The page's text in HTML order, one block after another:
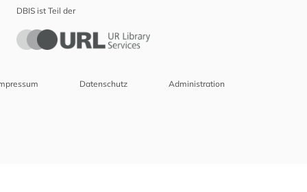
DBIS ist Teil der
Datenschutz Administration